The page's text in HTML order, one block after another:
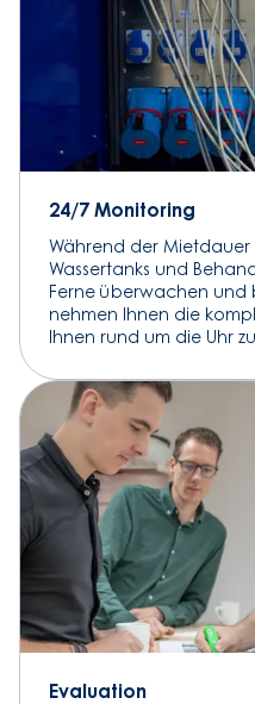
24/7 Monitoring
Während der Mietdauer
Wassertanks und
Ferne überwachen und
nehmen Ihnen die
Ihnen rund um die Uhr
Evaluation